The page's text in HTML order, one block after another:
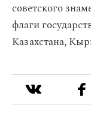
советского
флаги
Казахстана,